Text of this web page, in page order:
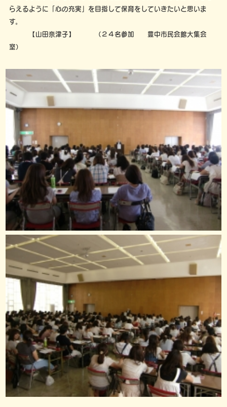
らえるように「心の充実」を目指して保育をしていきたいと思いま
す。
【山田奈津子】 （２４名参加 豊中市民会館大集会
室）